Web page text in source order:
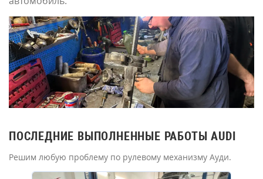
ПОСЛЕДНИЕ ВЫПОЛНЕННЫЕ РАБОТЫ AUDI
Решим любую проблему по рулевому механизму Ауди.